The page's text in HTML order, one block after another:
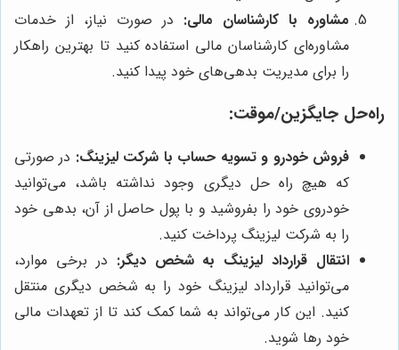
مشاوره با کارشناسان مالی: در صورت نیاز، از خدمات
مشاوره‌ای کارشناسان مالی استفاده کنید تا بهترین راهکار
را برای مدیریت بدهی‌های خود پیدا کنید.
راه‌حل جایگزین/موقت:
فروش خودرو و تسویه حساب با شرکت لیزینگ: در صورتی
که هیچ راه حل دیگری وجود نداشته باشد، می‌توانید
خودروی خود را بفروشید و با پول حاصل از آن، بدهی خود
را به شرکت لیزینگ پرداخت کنید.
انتقال قرارداد لیزینگ به شخص دیگر: در برخی موارد،
می‌توانید قرارداد لیزینگ خود را به شخص دیگری منتقل
کنید. این کار می‌تواند به شما کمک کند تا از تعهدات مالی
خود رها شوید.